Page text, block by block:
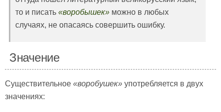
то и писать «воробышек» можно в любых
случаях, не опасаясь совершить ошибку.
Значение
Существительное «воробушек» употребляется в двух
значениях: